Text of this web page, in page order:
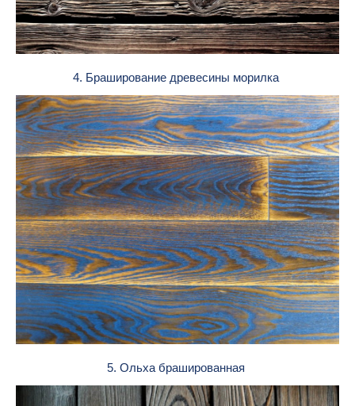
4. Браширование древесины морилка
5. Ольха брашированная